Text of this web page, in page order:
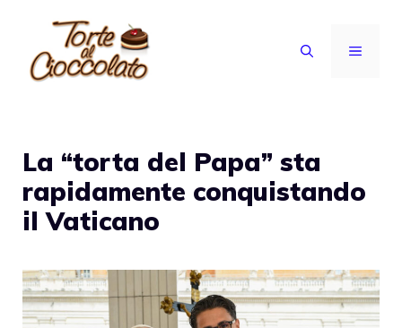
contenuto
MENU
La “torta del Papa” sta
rapidamente conquistando
il Vaticano